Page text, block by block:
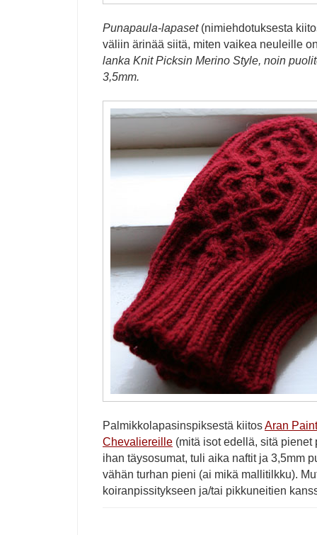
Punapaula-lapaset(nimiehdotuksesta
väliin ärinää siitä, miten vaikea neuleille
lanka Knit Picksin Merino Style, noin
3,5mm.
Palmikkolapasinspiksestä kiitosAran
Chevaliereille (mitä isot edellä, sitä
ihan täysosumat, tuli aika naftit ja 3,5mm
vähän turhan pieni (ai mikä mallitilkku).
koiranpissitykseen ja/tai pikkuneitien